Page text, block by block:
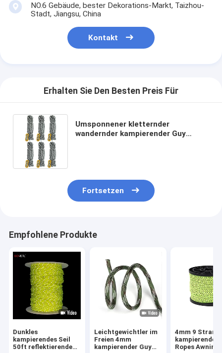
NO.6 Gebäude, bester Dekorations-Markt, Taizhou-
Stadt, Jiangsu, China
Kontakt
Erhalten Sie Den Besten Preis Für
Umsponnener kletternder
wandernder kampierender Guy
Fortsetzen
Empfohlene Produkte
Dunkles
kampierendes Seil
50ft reflektierende
Leichtgewichtler im
Freien 4mm
kampierender Guy
4mm 9 Strang
kampierender
Ropes Awning